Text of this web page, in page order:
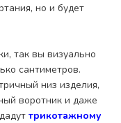
но и будет
так вы визуально
сантиметров.
низ изделия,
воротник и даже
трикотажному